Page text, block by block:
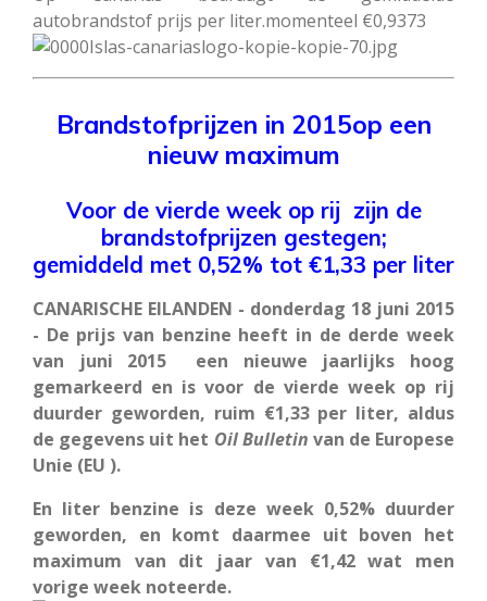
autobrandstof prijs per liter.momenteel €0,9373
Brandstofprijzen in 2015op een
nieuw maximum
Voor de vierde week op rij zijn de
brandstofprijzen gestegen;
gemiddeld met 0,52% tot €1,33 per liter
CANARISCHE EILANDEN - donderdag 18 juni 2015
- De prijs van benzine heeft in de derde week
van juni 2015 een nieuwe jaarlijks hoog
gemarkeerd en is voor de vierde week op rij
duurder geworden, ruim €1,33 per liter, aldus
de gegevens uit het OilBulletin van de Europese
Unie (EU ).
En liter benzine is deze week 0,52% duurder
geworden, en komt daarmee uit boven het
maximum van dit jaar van €1,42 wat men
vorige week noteerde.